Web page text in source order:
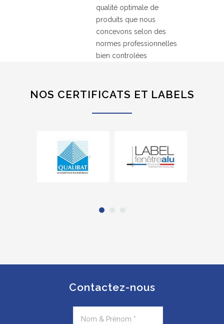
qualité optimale de
produits que nous
concevons selon des
normes professionnelles
bien controlées
NOS CERTIFICATS ET LABELS
Contactez-nous